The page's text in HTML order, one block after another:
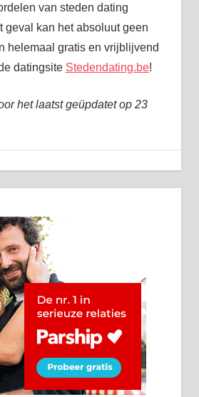
van steden dating
geval kan het absoluut geen
helemaal gratis en vrijblijvend
datingsite Stedendating.be!
het laatst geüpdatet op 23